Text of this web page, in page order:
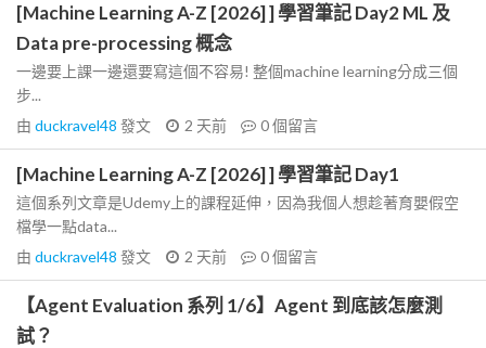
[Machine Learning A-Z [2026] ] 學習筆記 Day2 ML 及
Data pre-processing 概念
一邊要上課一邊還要寫這個不容易! 整個machine learning分成三個
步...
由 duckravel48 發文 2 天前 0個留言
[Machine Learning A-Z [2026] ] 學習筆記 Day1
這個系列文章是Udemy上的課程延伸，因為我個人想趁著育嬰假空
檔學一點data...
由 duckravel48 發文 2 天前 0個留言
【Agent Evaluation 系列 1/6】Agent 到底該怎麼測
試？